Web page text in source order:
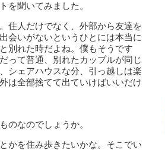
を聞いてみました。
住人だけでなく、外部から友達を
会いがないというひとには本当に
別れた時だよね。僕もそうです
って普通、別れたカップルが同じ
シェアハウスな分、引っ越しは楽
は全部捨てて出ていけばいいだけ
のなのでしょうか。
かを住み歩きたいかな。そこでい